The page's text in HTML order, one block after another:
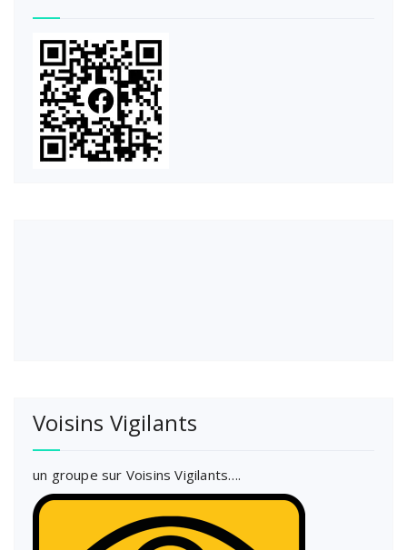
Voisins Vigilants
un groupe sur Voisins Vigilants….